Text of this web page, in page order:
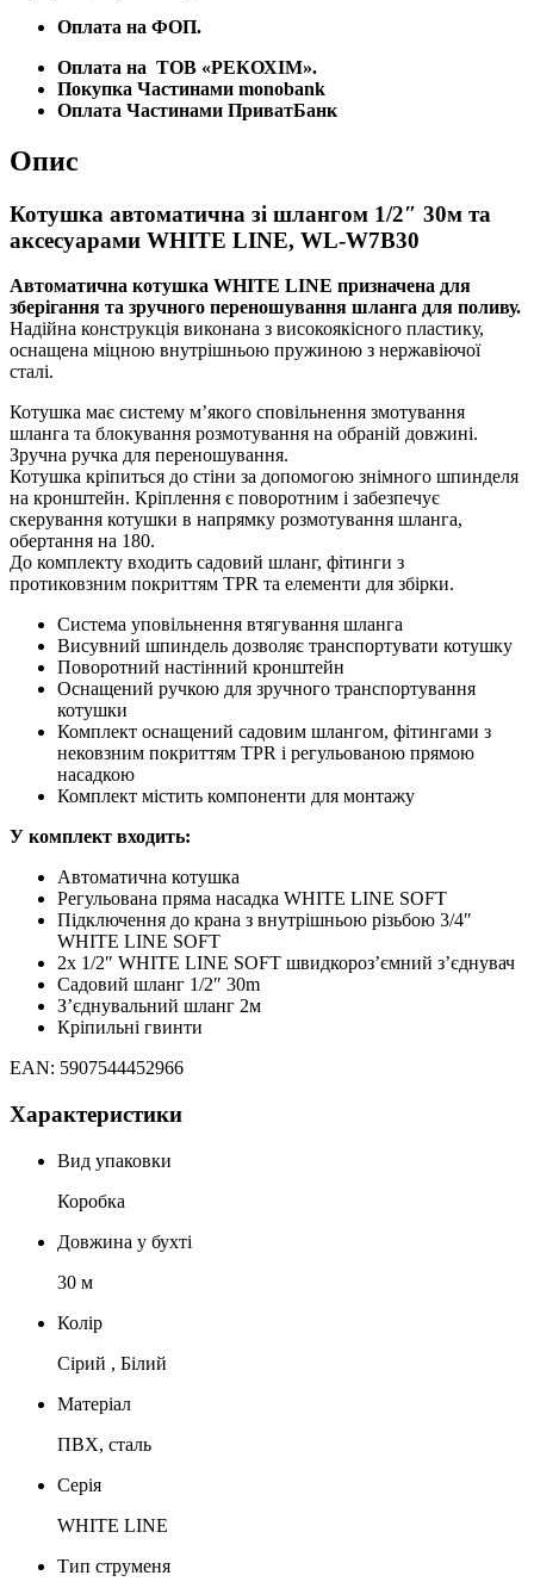
кількість
Оплата на ФОП.
Оплата на ТОВ «РЕКОХІМ».
Покупка Частинами monobank
Оплата Частинами ПриватБанк
Опис
Котушка автоматична зі шлангом 1/2″ 30м та
аксесуарами WHITE LINE, WL-W7B30
Автоматична котушка WHITE LINE призначена для
зберігання та зручного переношування шланга для поливу.
Надійна конструкція виконана з високоякісного пластику,
оснащена міцною внутрішньою пружиною з нержавіючої
сталі.
Котушка має систему м’якого сповільнення змотування
шланга та блокування розмотування на обраній довжині.
Зручна ручка для переношування.
Котушка кріпиться до стіни за допомогою знімного шпинделя
на кронштейн. Кріплення є поворотним і забезпечує
скерування котушки в напрямку розмотування шланга,
обертання на 180.
До комплекту входить садовий шланг, фітинги з
протиковзним покриттям TPR та елементи для збірки.
Система уповільнення втягування шланга
Висувний шпиндель дозволяє транспортувати котушку
Поворотний настінний кронштейн
Оснащений ручкою для зручного транспортування
котушки
Комплект оснащений садовим шлангом, фітингами з
нековзним покриттям TPR і регульованою прямою
насадкою
Комплект містить компоненти для монтажу
У комплект входить:
Автоматична котушка
Регульована пряма насадка WHITE LINE SOFT
Підключення до крана з внутрішньою різьбою 3/4″
WHITE LINE SOFT
2x 1/2″ WHITE LINE SOFT швидкороз’ємний з’єднувач
Садовий шланг 1/2″ 30m
З’єднувальний шланг 2м
Кріпильні гвинти
EAN: 5907544452966
Характеристики
Вид упаковки
Коробка
Довжина у бухті
30 м
Колір
Сірий , Білий
Матеріал
ПВХ, сталь
Серія
WHITE LINE
Тип струменя